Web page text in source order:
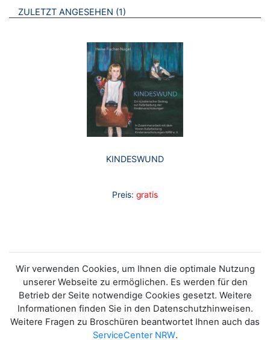
ZULETZT ANGESEHEN 1 BROSCHÜREN
KINDESWUND
Preis: gratis
Wir verwenden Cookies, um Ihnen die optimale Nutzung
unserer Webseite zu ermöglichen. Es werden für den
Betrieb der Seite notwendige Cookies gesetzt. Weitere
Informationen finden Sie in den Datenschutzhinweisen.
Weitere Fragen zu Broschüren beantwortet Ihnen auch das
ServiceCenter NRW.